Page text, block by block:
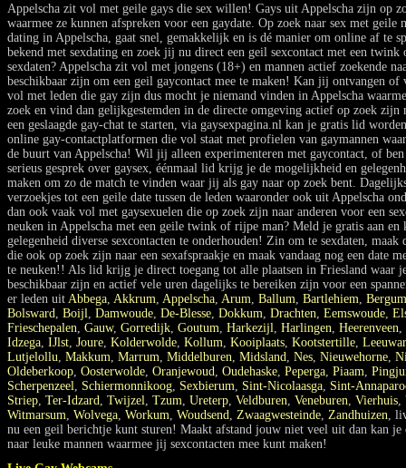
Appelscha zit vol met geile gays die sex willen! Gays uit Appelscha zijn op
waarmee ze kunnen afspreken voor een gaydate. Op zoek naar sex met geile
dating in Appelscha, gaat snel, gemakkelijk en is dé manier om online af te
bekend met sexdating en zoek jij nu direct een geil sexcontact met een
sexdaten? Appelscha zit vol met jongens (18+) en mannen actief zoekende
beschikbaar zijn om een geil gaycontact mee te maken! Kan jij ontvangen of
vol met leden die gay zijn dus mocht je niemand vinden in Appelscha
zoek en vind dan gelijkgestemden in de directe omgeving actief op zoek zijn
een geslaagde gay-chat te starten, via gaysexpagina.nl kan je gratis lid
online gay-contactplatformen die vol staat met profielen van gaymannen
de buurt van Appelscha! Wil jij alleen experimenteren met gaycontact, of
serieus gesprek over gaysex, éénmaal lid krijg je de mogelijkheid en
maken om zo de match te vinden waar jij als gay naar op zoek bent.
verzoekjes tot een geile date tussen de leden waaronder ook uit Appelscha
dan ook vaak vol met gaysexuelen die op zoek zijn naar anderen voor een
neuken in Appelscha met een geile twink of rijpe man? Meld je gratis aan
gelegenheid diverse sexcontacten te onderhouden! Zin om te sexdaten, maak
die ook op zoek zijn naar een sexafspraakje en maak vandaag nog een date
te neuken!! Als lid krijg je direct toegang tot alle plaatsen in Friesland waar
beschikbaar zijn en actief vele uren dagelijks te bereiken zijn voor een
er leden uit Abbega Akkrum Appelscha Arum Ballum Bartlehiem Bergum
Bolsward Boijl Damwoude De-Blesse Dokkum Drachten Eemswoude
Frieschepalen Gauw, Gorredijk Goutum Harkezijl Harlingen Heerenveen
Idzega IJlst Joure Kolderwolde Kollum Kooiplaats Kootstertille
Lutjelollu Makkum Marrum Middelburen Midsland Nes Nieuwehorne
Oldeberkoop Oosterwolde Oranjewoud Oudehaske Peperga Piaam
Scherpenzeel
Schiermonnikoog Sexbierum Sint-Nicolaasga Sint-
Striep Ter-Idzard Twijzel Tzum Ureterp Veldburen Veneburen Vierhuis
Witmarsum Wolvega Workum Woudsend Zwaagwesteinde Zandhuizen ,
nu een geil berichtje kunt sturen! Maakt afstand jouw niet veel uit dan kan je
naar leuke mannen waarmee jij sexcontacten mee kunt maken!